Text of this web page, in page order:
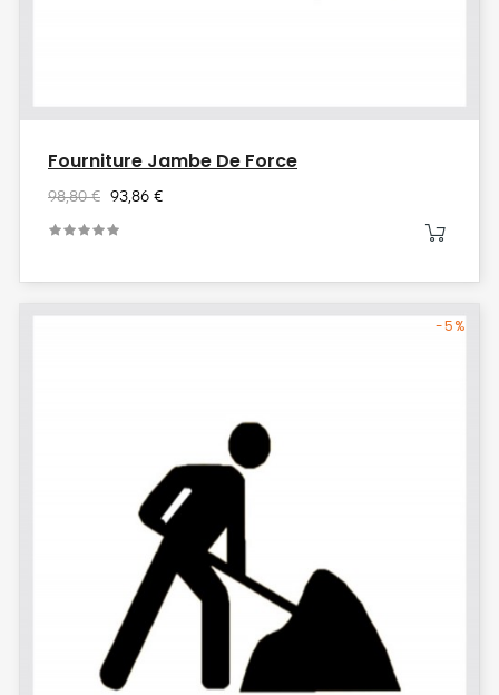
Fourniture Jambe De Force
98,80 € 93,86 €
-5%